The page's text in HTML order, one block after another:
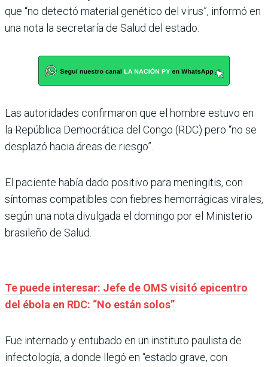
que “no detectó material genético del virus”, informó en
una nota la secretaría de Salud del estado.
Las autoridades confirmaron que el hombre estuvo en
la República Democrática del Congo (RDC) pero “no se
desplazó hacia áreas de riesgo”.
El paciente había dado positivo para meningitis, con
síntomas compatibles con fiebres hemorrágicas virales,
según una nota divulgada el domingo por el Ministerio
brasileño de Salud.
Te puede interesar: Jefe de OMS visitó epicentro
del ébola en RDC: “No están solos”
Fue internado y entubado en un instituto paulista de
infectología, a donde llegó en “estado grave, con